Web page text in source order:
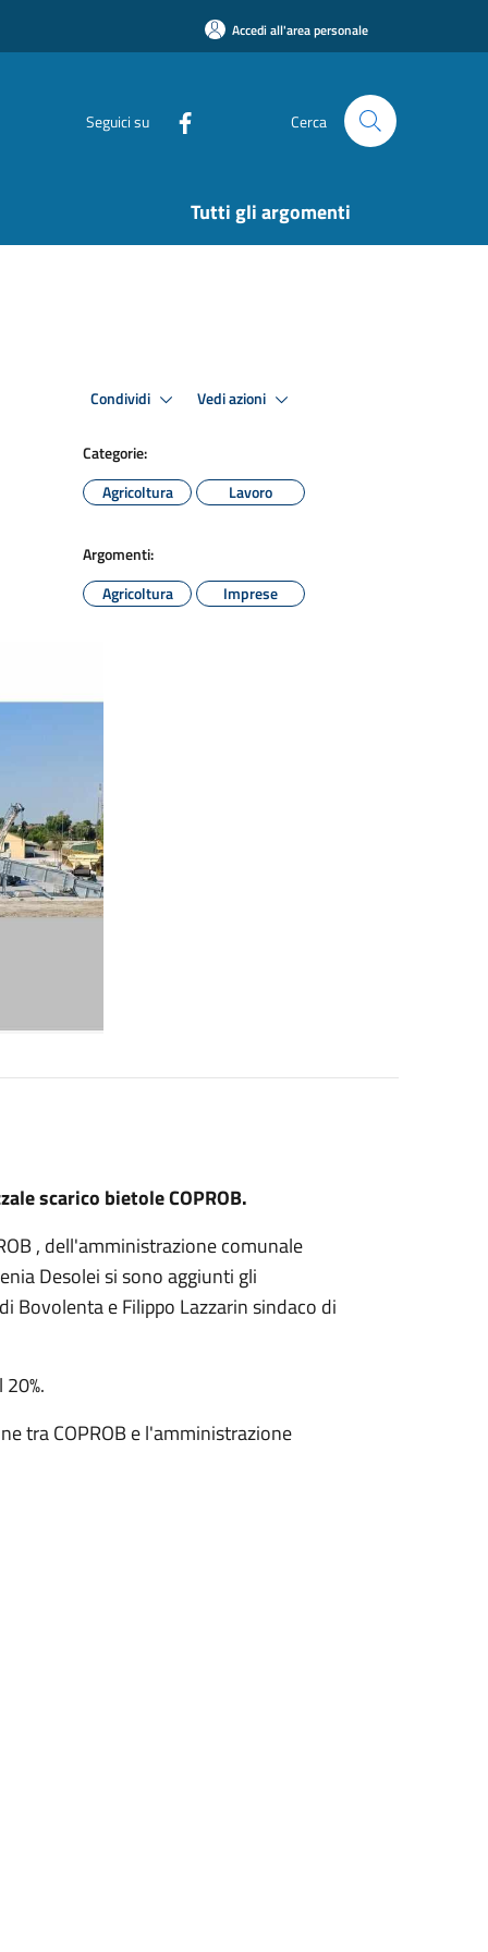
Accedi all'area personale
Seguici su Cerca
Tutti gli argomenti
Condividi Vedi azioni
Categorie:
Agricoltura
Lavoro
Argomenti:
Agricoltura
Imprese
scarico bietole COPROB.
, dell'amministrazione comunale
Desolei si sono aggiunti gli
e Filippo Lazzarin sindaco di
tra COPROB e l'amministrazione